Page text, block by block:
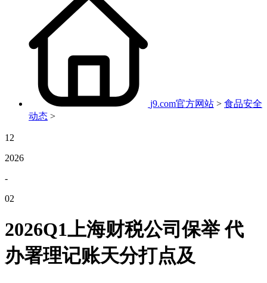
j9.com官方网站 > 食品安全
动态 >
12
2026
-
02
2026Q1上海财税公司保举 代
办署理记账天分打点及